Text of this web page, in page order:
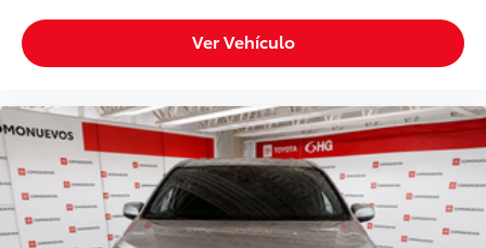
Ver Vehículo